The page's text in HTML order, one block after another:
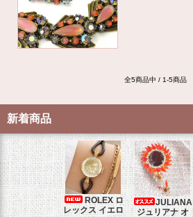
全5商品中 / 1-5商品
新着商品
ROLEX ロ
レックス イエロ
JULIANA
ジュリアナ オ